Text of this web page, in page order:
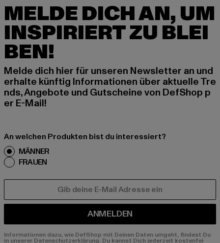
MELDE DICH AN, UM
INSPIRIERT ZU BLEI
BEN!
Melde dich hier für unseren Newsletter an und
erhalte künftig Informationen über aktuelle Tre
nds, Angebote und Gutscheine von DefShop p
er E-Mail!
An welchen Produkten bist du interessiert?
MÄNNER
FRAUEN
ANMELDEN
Informationen dazu, wie DefShop mit Deinen Daten umgeht, findest Du
in unserer Datenschutzerklärung. Du kannst Dich jederzeit kostenfei